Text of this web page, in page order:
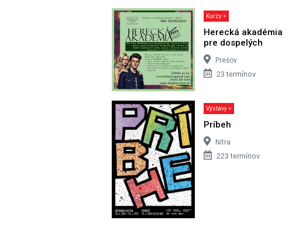
Kurzy >
Herecká akadémia
pre dospelých
Prešov
23 termínov
Výstavy >
Príbeh
Nitra
223 termínov